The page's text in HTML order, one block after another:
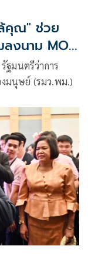
ล้คุณ" ช่วย
ลงนาม MOU
นาคุณภาพ
. นี้
ฐมนตรีว่าการ
มนุษย์ (รมว.พม.)